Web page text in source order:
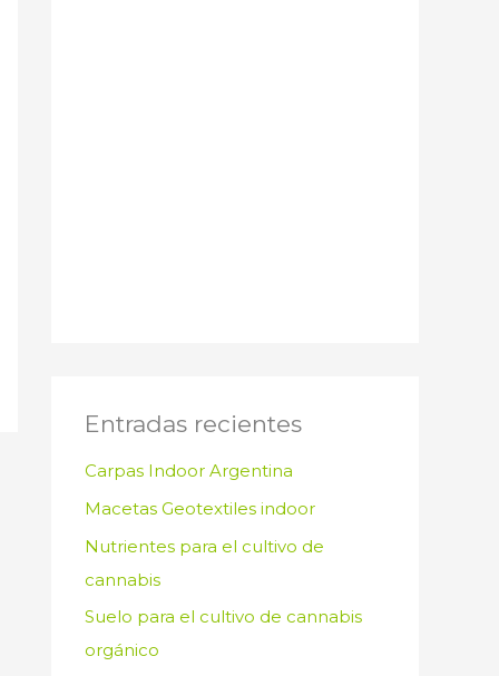
Entradas recientes
Carpas Indoor Argentina
Macetas Geotextiles indoor
Nutrientes para el cultivo de
cannabis
Suelo para el cultivo de cannabis
orgánico